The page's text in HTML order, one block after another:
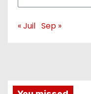
« Juil Sep »